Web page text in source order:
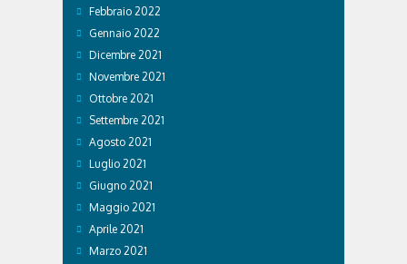
Febbraio 2022
Gennaio 2022
Dicembre 2021
Novembre 2021
Ottobre 2021
Settembre 2021
Agosto 2021
Luglio 2021
Giugno 2021
Maggio 2021
Aprile 2021
Marzo 2021